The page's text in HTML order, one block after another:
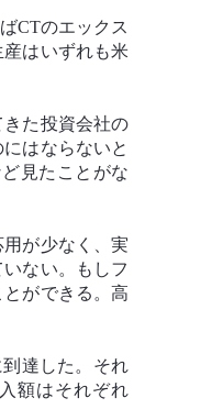
CTのエックス
はいずれも米
た投資会社の
はならないと
見たことがな
が少なく、実
ない。もしフ
ができる。高
達した。それ
額はそれぞれ